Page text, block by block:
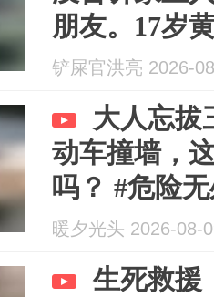
朋友。17岁
刻翻墙赶来
铲屎官洪亮 2026-
大人忘拔
动车撞墙，
吗？ #危险
警示
暖夕光头 2026-08-
生死救援